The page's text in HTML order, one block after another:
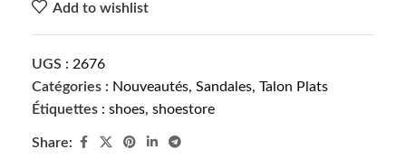
Add to wishlist
UGS : 2676
Catégories : Nouveautés, Sandales, Talon Plats
Étiquettes : shoes, shoestore
Share: